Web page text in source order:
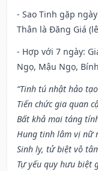
- Sao Tinh gặp
Thân là Đăng Giá
- Hợp với 7 ngày:
Ngọ, Mậu Ngọ,
“Tinh tú nhật hảo
Tiến chức gia quan
Bất khả mai táng
Hung tinh lâm vị nữ
Sinh ly, tử biệt vô
Tự yếu quy hưu biệt